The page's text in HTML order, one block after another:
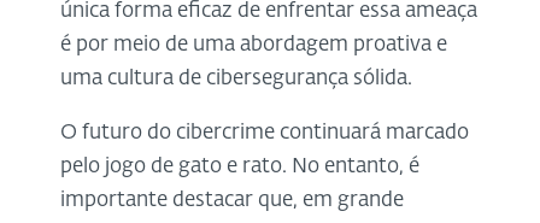
única forma eficaz de enfrentar essa ameaça
é por meio de uma abordagem proativa e
uma cultura de cibersegurança sólida.
O futuro do cibercrime continuará marcado
pelo jogo de gato e rato. No entanto, é
importante destacar que, em grande